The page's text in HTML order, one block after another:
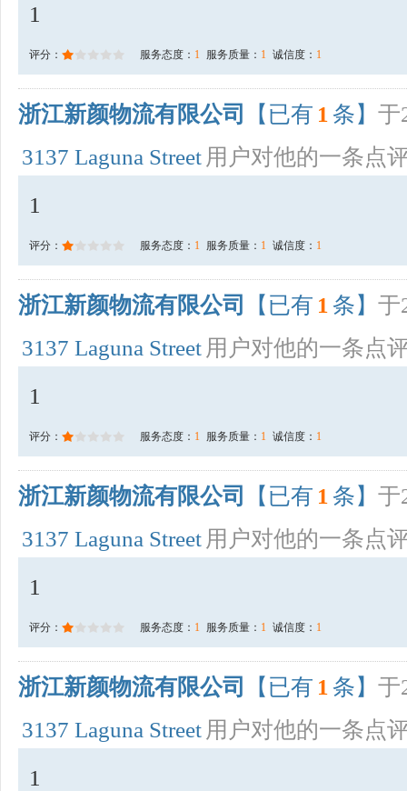
1
评分： 服务态度： 1 服务质量： 1 诚信度： 1
浙江新颜物流有限公司 【已有 1 条】 于
3137 Laguna Street 用户对他的一条点
1
评分： 服务态度： 1 服务质量： 1 诚信度： 1
浙江新颜物流有限公司 【已有 1 条】 于
3137 Laguna Street 用户对他的一条点
1
评分： 服务态度： 1 服务质量： 1 诚信度： 1
浙江新颜物流有限公司 【已有 1 条】 于
3137 Laguna Street 用户对他的一条点
1
评分： 服务态度： 1 服务质量： 1 诚信度： 1
浙江新颜物流有限公司 【已有 1 条】 于
3137 Laguna Street 用户对他的一条点
1